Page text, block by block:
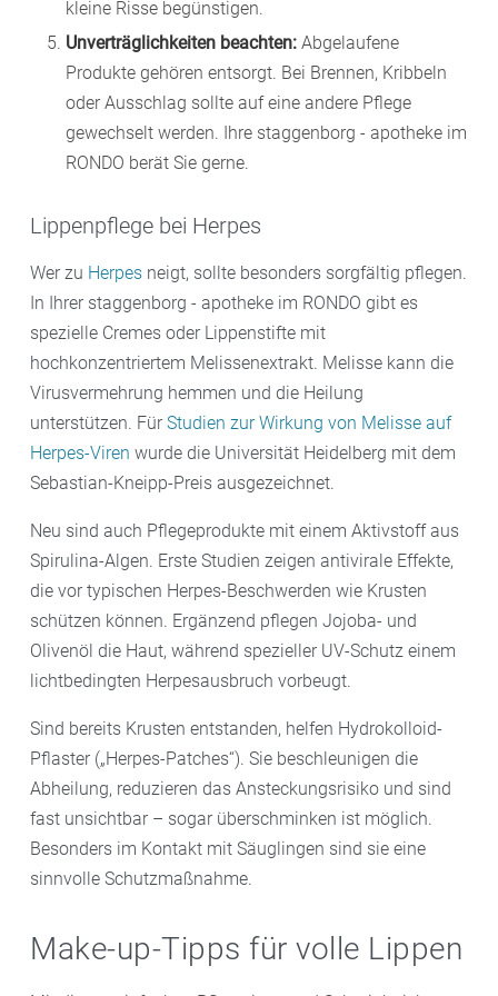
kleine Risse begünstigen.
Unverträglichkeiten beachten: Abgelaufene
Produkte gehören entsorgt. Bei Brennen, Kribbeln
oder Ausschlag sollte auf eine andere Pflege
gewechselt werden. Ihre staggenborg - apotheke im
RONDO berät Sie gerne.
Lippenpflege bei Herpes
Wer zu Herpes neigt, sollte besonders sorgfältig pflegen.
In Ihrer staggenborg - apotheke im RONDO gibt es
spezielle Cremes oder Lippenstifte mit
hochkonzentriertem Melissenextrakt. Melisse kann die
Virusvermehrung hemmen und die Heilung
unterstützen. Für Studien zur Wirkung von Melisse auf
Herpes-Viren wurde die Universität Heidelberg mit dem
Sebastian-Kneipp-Preis ausgezeichnet.
Neu sind auch Pflegeprodukte mit einem Aktivstoff aus
Spirulina-Algen. Erste Studien zeigen antivirale Effekte,
die vor typischen Herpes-Beschwerden wie Krusten
schützen können. Ergänzend pflegen Jojoba- und
Olivenöl die Haut, während spezieller UV-Schutz einem
lichtbedingten Herpesausbruch vorbeugt.
Sind bereits Krusten entstanden, helfen Hydrokolloid-
Pflaster („Herpes-Patches“). Sie beschleunigen die
Abheilung, reduzieren das Ansteckungsrisiko und sind
fast unsichtbar – sogar überschminken ist möglich.
Besonders im Kontakt mit Säuglingen sind sie eine
sinnvolle Schutzmaßnahme.
Make-up-Tipps für volle Lippen